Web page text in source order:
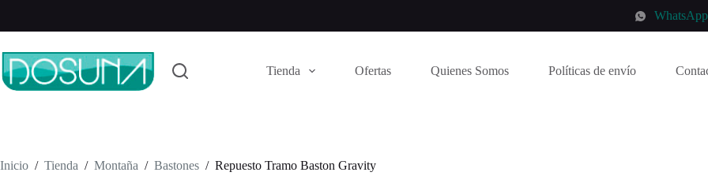
contenido
WhatsApp
Tienda Ofertas Quienes Somos Políticas de envío
Inicio / Tienda / Montaña / Bastones / Repuesto Tramo Baston Gravity